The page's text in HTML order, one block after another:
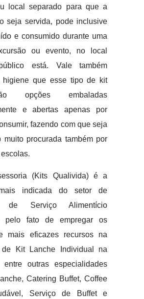
local separado para que a
seja servida, pode inclusive
e consumido durante uma
ou evento, no local
está. Vale também
higiene que esse tipo de kit
opções embaladas
e abertas apenas por
fazendo com que seja
muito procurada também por
(Kits Qualivida) é a
indicada do setor de
de Serviço Alimentício
pelo fato de empregar os
mais eficazes recursos na
de Kit Lanche Individual na
entre outras especialidades
Catering Buffet, Coffee
Serviço de Buffet e